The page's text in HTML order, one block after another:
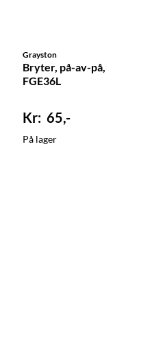
Grayston
Bryter, på-av-på,
FGE36L
65,-
På lager